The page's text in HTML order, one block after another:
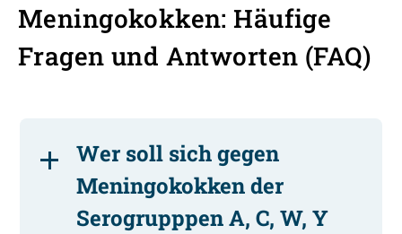
Meningokokken: Häufige
Fragen und Antworten (FAQ)
Wer soll sich gegen
Meningokokken der
Serogrupppen A, C, W, Y